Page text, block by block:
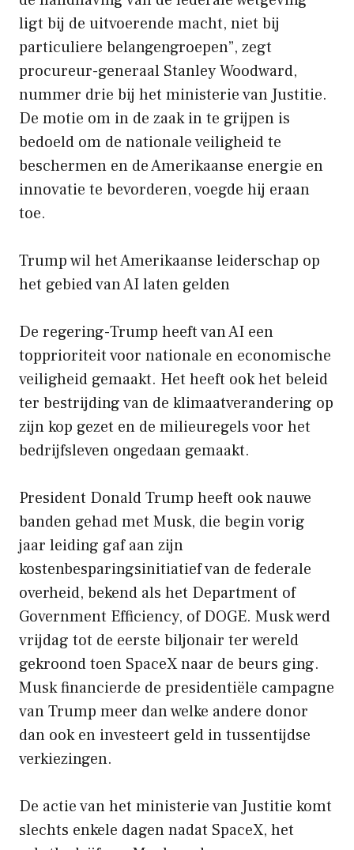
ligt bij de uitvoerende macht, niet bij
particuliere belangengroepen”, zegt
procureur-generaal Stanley Woodward,
nummer drie bij het ministerie van Justitie.
De motie om in de zaak in te grijpen is
bedoeld om de nationale veiligheid te
beschermen en de Amerikaanse energie en
innovatie te bevorderen, voegde hij eraan
toe.
Trump wil het Amerikaanse leiderschap op
het gebied van AI laten gelden
De regering-Trump heeft van AI een
topprioriteit voor nationale en economische
veiligheid gemaakt. Het heeft ook het beleid
ter bestrijding van de klimaatverandering op
zijn kop gezet en de milieuregels voor het
bedrijfsleven ongedaan gemaakt.
President Donald Trump heeft ook nauwe
banden gehad met Musk, die begin vorig
jaar leiding gaf aan zijn
kostenbesparingsinitiatief van de federale
overheid, bekend als het Department of
Government Efficiency, of DOGE. Musk werd
vrijdag tot de eerste biljonair ter wereld
gekroond toen SpaceX naar de beurs ging.
Musk financierde de presidentiële campagne
van Trump meer dan welke andere donor
dan ook en investeert geld in tussentijdse
verkiezingen.
De actie van het ministerie van Justitie komt
slechts enkele dagen nadat SpaceX, het